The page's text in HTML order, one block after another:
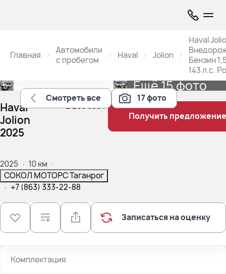
Главная
Автомобили
с пробегом
Haval Jolion
Haval
Бензин
143 л.с.
Смотреть все 17 фото
Ещё 15 фото
Haval
Jolion
2025
2 299 900 ₽
2025 · 10 км ·
СОКОЛ МОТОРС Таганрог
· +7 (863) 333-22-88
Получить предложение
Записаться на оценку
Комплектация